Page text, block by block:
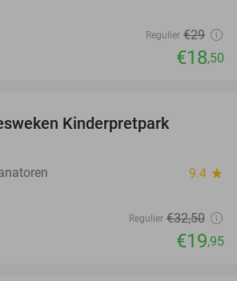
Regulier €29
€18,50
Kinderpretpark
9.4 star
Regulier €32,50
€19,95